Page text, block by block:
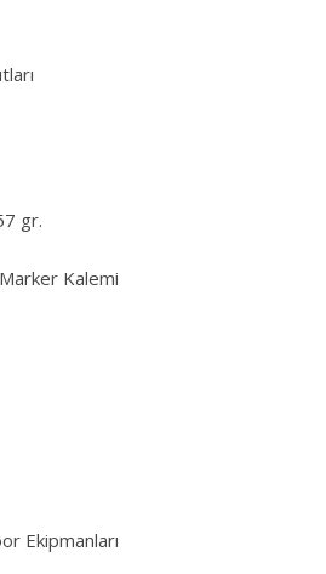
gr.
Kalemi
Ekipmanları